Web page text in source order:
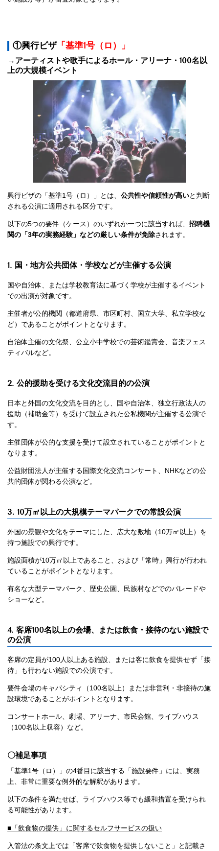
①興行ビザ「基準1号（ロ）」
→ アーティストや歌手によるホール・アリーナ・100名以
上の大規模イベント
興行ビザの「基準1号（ロ）」とは、 公共性や信頼性が高いと判断
される公演に適用される区分です。
以下の5つの要件（ケース）のいずれか一つに該当すれば、 招聘機
関の「3年の実務経験」などの厳しい条件が免除されます。
1. 国・地方公共団体・学校などが主催する公演
国や自治体、または学校教育法に基づく学校が主催するイベント
での出演が対象です。
主催者が公的機関（都道府県、市区町村、国立大学、私立学校な
ど）であることがポイントとなります。
自治体主催の文化祭、公立小中学校での芸術鑑賞会、音楽フェス
ティバルなど。
2. 公的援助を受ける文化交流目的の公演
日本と外国の文化交流を目的とし、国や自治体、独立行政法人の
援助（補助金等）を受けて設立された公私機関が主催する公演で
す。
主催団体が公的な支援を受けて設立されていることがポイントと
なります。
公益財団法人が主催する国際文化交流コンサート、NHKなどの公
共的団体が関わる公演など。
3. 10万㎡以上の大規模テーマパークでの常設公演
外国の景観や文化をテーマにした、広大な敷地（10万㎡以上）を
持つ施設での興行です。
施設面積が10万㎡以上であること、および「常時」興行が行われ
ていることがポイントとなります。
有名な大型テーマパーク、歴史公園、民族村などでのパレードや
ショーなど。
4. 客席100名以上の会場、または飲食・接待のない施設で
の公演
客席の定員が100人以上ある施設、または客に飲食を提供せず「接
待」も行わない施設での公演です。
要件会場のキャパシティ（100名以上）または非営利・非接待の施
設環境であることがポイントとなります。
コンサートホール、劇場、アリーナ、市民会館、ライブハウス
（100名以上収容）など。
〇補足事項
「基準1号（ロ）」の4番目に該当する「施設要件」には、実務
上、非常に重要な例外的な解釈があります。
以下の条件を満たせば、ライブハウス等でも緩和措置を受けられ
る可能性があります。
■「飲食物の提供」に関するセルフサービスの扱い
入管法の条文上では「客席で飲食物を提供しないこと」と記載さ